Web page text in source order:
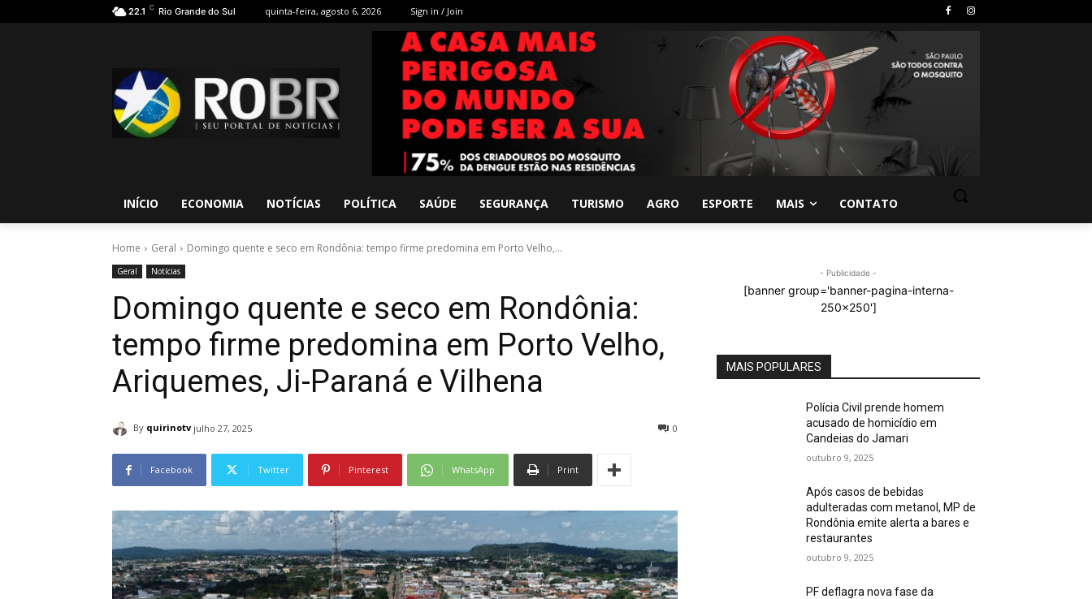
22.1 C Rio Grande do Sul quinta-feira, agosto 6, 2026 Sign in / Join
INÍCIO ECONOMIA NOTÍCIAS POLÍTICA SAÚDE SEGURANÇA TURISMO AGRO ESPORTE MAIS CONTATO
Home Geral Domingo quente e seco em Rondônia: tempo firme predomina em Porto Velho,...
Geral Notícias
Domingo quente e seco em Rondônia:
tempo firme predomina em Porto Velho,
Ariquemes, Ji-Paraná e Vilhena
By quirinotv julho 27, 2025 0
Facebook Twitter Pinterest WhatsApp Print
- Publicidade -
[banner group='banner-pagina-interna-
250x250']
MAIS POPULARES
Polícia Civil prende homem
acusado de homicídio em
Candeias do Jamari
outubro 9, 2025
Após casos de bebidas
adulteradas com metanol, MP de
Rondônia emite alerta a bares e
restaurantes
outubro 9, 2025
PF deflagra nova fase da